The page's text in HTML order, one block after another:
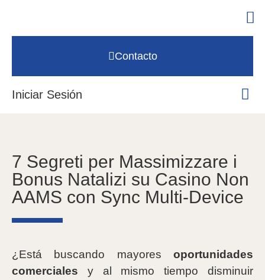
Contacto
Iniciar Sesión
7 Segreti per Massimizzare i
Bonus Natalizi su Casino Non
AAMS con Sync Multi‑Device
¿Está buscando mayores oportunidades
comerciales y al mismo tiempo disminuir